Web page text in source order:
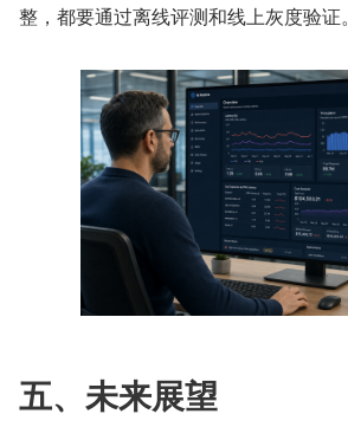
整，都要通过离线评测和线上灰度验证。
五、未来展望